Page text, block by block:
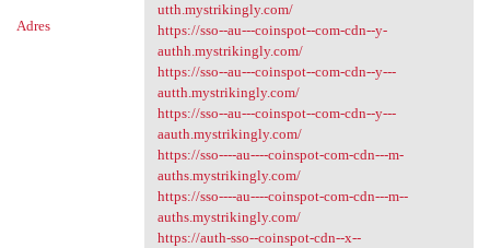
Adres
utth.mystrikingly.com/
https://sso--au---coinspot--com-cdn--y-
authh.mystrikingly.com/
https://sso--au---coinspot--com-cdn--y---
autth.mystrikingly.com/
https://sso--au---coinspot--com-cdn--y---
aauth.mystrikingly.com/
https://sso----au----coinspot-com-cdn---m-
auths.mystrikingly.com/
https://sso----au----coinspot-com-cdn---m--
auths.mystrikingly.com/
https://auth-sso--coinspot-cdn--x--